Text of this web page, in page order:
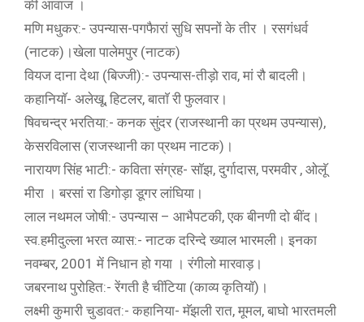
की आवाज ।
मणि मधुकर:- उपन्यास-पगफैारां सुधि सपनों के तीर । रसगंधर्व
(नाटक)।खेला पालेमपुर (नाटक)
वियज दाना देथा (बिज्जी):- उपन्यास-तीड़ो राव, मां रौ बादली।
कहानियाॅ- अलेखू, हिटलर, बाताॅ री फुलवार।
षिवचन्द्र भरतिया:- कनक सुंदर (राजस्थानी का प्रथम उपन्यास),
केसरविलास (राजस्थानी का प्रथम नाटक)।
नारायण सिंह भाटी:- कविता संग्रह- साॅझ, दुर्गादास, परमवीर , ओलूॅ
मीरा । बरसां रा डिगोड़ा डूगर लांघिया।
लाल नथमल जोषी:- उपन्यास – आभैपटकी, एक बीनणी दो बींद।
स्व.हमीदुल्ला भरत व्यास:- नाटक दरिन्दे ख्याल भारमली। इनका
नवम्बर, 2001 में निधान हो गया । रंगीलो मारवाड़।
जबरनाथ पुरोहित:- रेंगती है चींटिया (काव्य कृतियाॅ)।
लक्ष्मी कुमारी चुडावत:- कहानिया- मॅझली रात, मूमल, बाघो भारतमली